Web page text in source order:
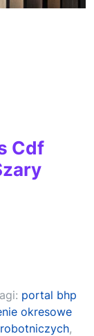
Cdf
portal bhp
okresowe
,